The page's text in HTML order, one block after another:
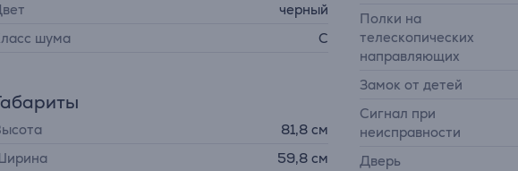
черный
шума
C
81,8 см
59,8 см
Полки на
телескопических
направляющих
Замок от детей
Сигнал при
неисправности
Дверь